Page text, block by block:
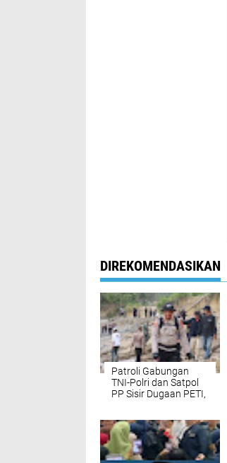
DIREKOMENDASIKAN
Patroli Gabungan
TNI-Polri dan Satpol
PP Sisir Dugaan PETI,
Penambangan Ilegal